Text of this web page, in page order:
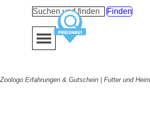
Finden
Menü überspringen
Zoologo Erfahrungen & Gutschein | Futter und